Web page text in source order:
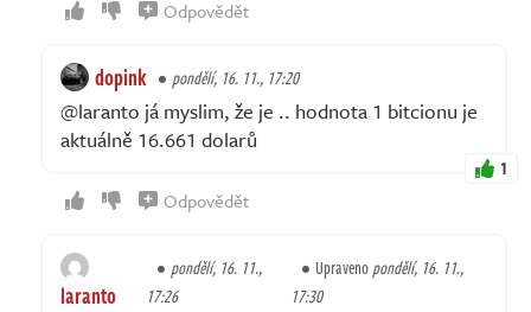
Odpovědět
dopink pondělí, 16. 11., 17:20
@laranto já myslim, že je .. hodnota 1 bitcionu je
aktuálně 16.661 dolarů
1
Odpovědět
laranto
pondělí, 16. 11.,
17:26
Upravenopondělí, 16. 11.,
17:30